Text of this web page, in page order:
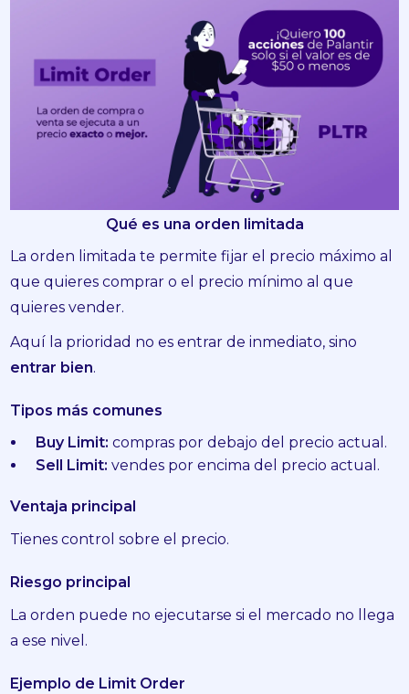
Qué es una orden limitada
La orden limitada te permite fijar el precio máximo al
que quieres comprar o el precio mínimo al que
quieres vender.
Aquí la prioridad no es entrar de inmediato, sino
entrar bien.
Tipos más comunes
Buy Limit: compras por debajo del precio actual.
Sell Limit: vendes por encima del precio actual.
Ventaja principal
Tienes control sobre el precio.
Riesgo principal
La orden puede no ejecutarse si el mercado no llega
a ese nivel.
Ejemplo de Limit Order